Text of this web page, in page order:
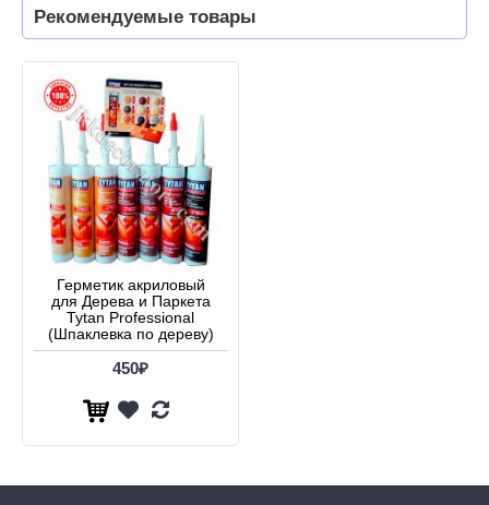
Рекомендуемые товары
Герметик акриловый
для Дерева и Паркета
Tytan Professional
(Шпаклевка по дереву)
450₽